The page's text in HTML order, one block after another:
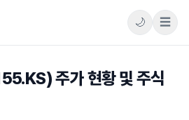
🌙 ☰
주가 현황 및 주식